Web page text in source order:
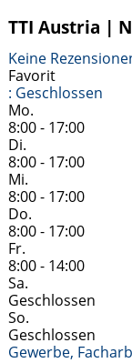
Jobsuchende
TTI Austria |
Keine
Favorit
: Geschlossen
Mo.
8:00 - 17:00
Di.
8:00 - 17:00
Mi.
8:00 - 17:00
Do.
8:00 - 17:00
Fr.
8:00 - 14:00
Sa.
Geschlossen
So.
Geschlossen
Gewerbe,